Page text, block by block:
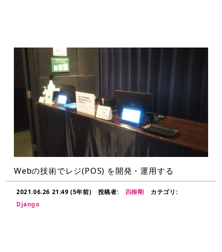
Webの技術でレジ(POS) を開発・運用する
2021.06.26 21:49 (5年前) 投稿者: 四柳剛
カテゴリ:
Django